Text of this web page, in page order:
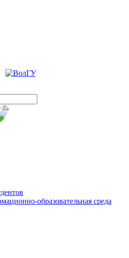
Пожалуйста
образовательная среда